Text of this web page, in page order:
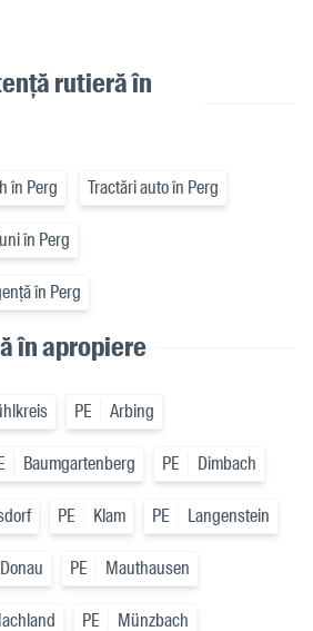
rutieră în
în Perg Tractări auto în Perg
în Perg
în Perg
în apropiere
PE Arbing
Baumgartenberg PE Dimbach
PE Klam PE Langenstein
PE Mauthausen
PE Münzbach